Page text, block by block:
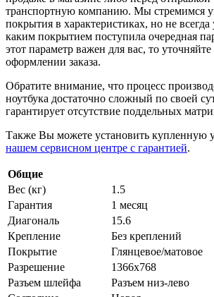
транспортную компанию. Мы стремимся
покрытия в характеристиках, но не всегда
каким покрытием поступила очередная
этот параметр важен для вас, то
оформлении заказа.
Обратите внимание, что процесс
ноутбука достаточно сложный по своей
гарантирует отсутствие поддельных
Также Вы можете установить купленную
нашем сервисном центре с гарантией.
Общие
Вес (кг)
1.5
Гарантия
1 месяц
Диагональ
15.6
Крепление
Без креплений
Покрытие
Глянцевое/матовое
Разрешение
1366x768
Разъем шлейфа
Разъем низ-лево